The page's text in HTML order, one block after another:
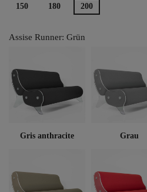
150 180 200
Assise Runner: Grün
Gris anthracite Grau